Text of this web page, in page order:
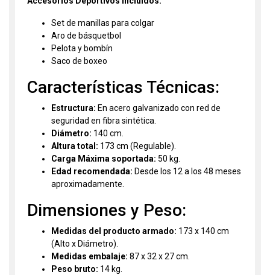
Set de manillas para colgar
Aro de básquetbol
Pelota y bombín
Saco de boxeo
Características Técnicas:
Estructura: En acero galvanizado con red de
seguridad en fibra sintética.
Diámetro: 140 cm.
Altura total: 173 cm (Regulable).
Carga Máxima soportada: 50 kg.
Edad recomendada: Desde los 12 a los 48 meses
aproximadamente.
Dimensiones y Peso:
Medidas del producto armado: 173 x 140 cm
(Alto x Diámetro).
Medidas embalaje: 87 x 32 x 27 cm.
Peso bruto: 14 kg.